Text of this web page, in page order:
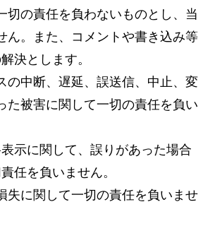
切の責任を負わないものとし、当
ん。また、コメントや書き込み等
決とします。
の中断、遅延、誤送信、中止、変
被害に関して一切の責任を負い
示に関して、誤りがあった場合
任を負いません。
失に関して一切の責任を負いませ